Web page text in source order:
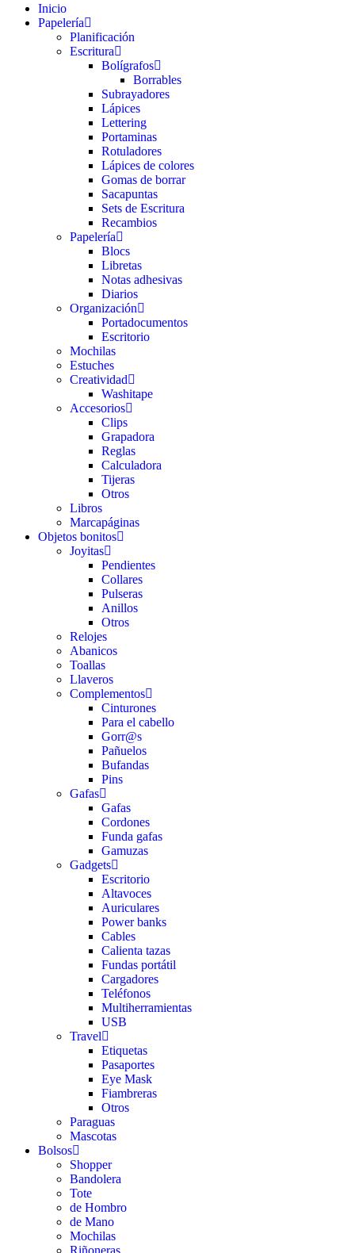
Inicio
Papelería
Planificación
Escritura
Bolígrafos
Borrables
Subrayadores
Lápices
Lettering
Portaminas
Rotuladores
Lápices de colores
Gomas de borrar
Sacapuntas
Sets de Escritura
Recambios
Papelería
Blocs
Libretas
Notas adhesivas
Diarios
Organización
Portadocumentos
Escritorio
Mochilas
Estuches
Creatividad
Washitape
Accesorios
Clips
Grapadora
Reglas
Calculadora
Tijeras
Otros
Libros
Marcapáginas
Objetos bonitos
Joyitas
Pendientes
Collares
Pulseras
Anillos
Otros
Relojes
Abanicos
Toallas
Llaveros
Complementos
Cinturones
Para el cabello
Gorr@s
Pañuelos
Bufandas
Pins
Gafas
Gafas
Cordones
Funda gafas
Gamuzas
Gadgets
Escritorio
Altavoces
Auriculares
Power banks
Cables
Calienta tazas
Fundas portátil
Cargadores
Teléfonos
Multiherramientas
USB
Travel
Etiquetas
Pasaportes
Eye Mask
Fiambreras
Otros
Paraguas
Mascotas
Bolsos
Shopper
Bandolera
Tote
de Hombro
de Mano
Mochilas
Riñoneras